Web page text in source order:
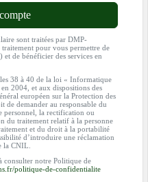
sont traitées par DMP-
traitement pour vous permettre de
et de bénéficier des services en
38 à 40 de la loi « Informatique
2004, et aux dispositions des
européen sur la Protection des
de demander au responsable du
personnel, la rectification ou
du traitement relatif à la personne
et du droit à la portabilité
d’introduire une réclamation
la CNIL.
consulter notre Politique de
politique-de-confidentialite